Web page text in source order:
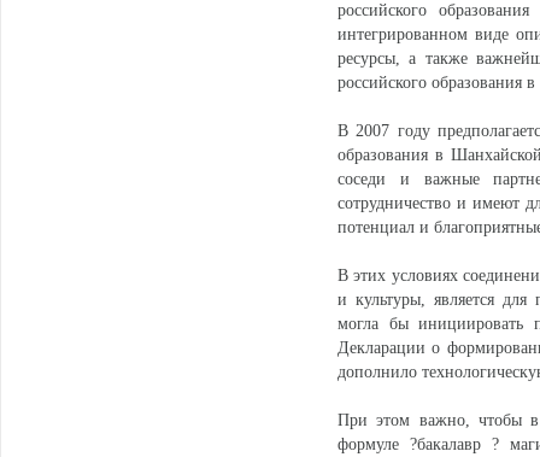
российского
интегрированном виде
ресурсы, а также
российского образования
В 2007 году
образования в
соседи и важные
сотрудничество и имеют
потенциал и
В этих условиях
и культуры, является
могла бы инициировать
Декларации о
дополнило
При этом важно, чтобы в
формуле ?бакалавр ?